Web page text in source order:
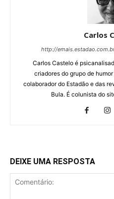
Carlos
http://
Carlos Castelo é
criadores do grupo de
colaborador do Estadão e das
Bula. É colunista do
DEIXE UMA RESPOSTA